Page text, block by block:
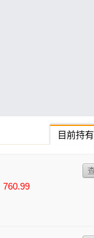
目前持有
760.99